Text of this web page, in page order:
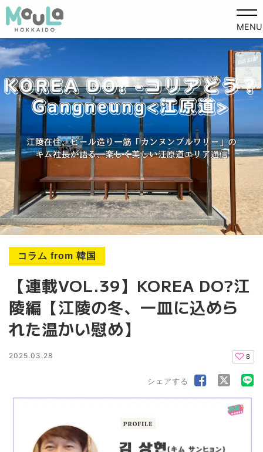
MENU
コラム from 韓国
【連載VOL.39】KOREA DO?江
陵編【江陵の冬、一皿に込めら
れた温かい慰め】
2025.03.28 8
シェアする